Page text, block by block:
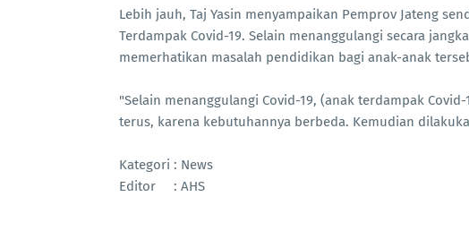
Lebih jauh, Taj Yasin menyampaikan Pemprov Jateng
Terdampak Covid-19. Selain menanggulangi secara
memerhatikan masalah pendidikan bagi anak-anak
"Selain menanggulangi Covid-19, (anak terdampak
terus, karena kebutuhannya berbeda. Kemudian
Kategori : News
Editor : AHS